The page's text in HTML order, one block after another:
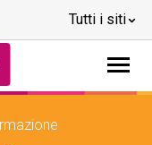
Tutti i siti